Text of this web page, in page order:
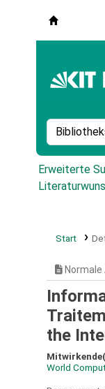
Suche
Erweiterte
Start
the
World